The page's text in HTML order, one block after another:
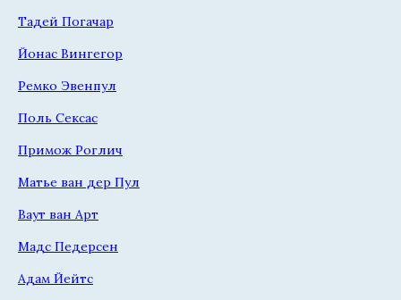
Тадей Погачар
Йонас Вингегор
Ремко Эвенпул
Поль Сексас
Примож Роглич
Матье ван дер Пул
Ваут ван Арт
Мадс Педерсен
Адам Йейтс